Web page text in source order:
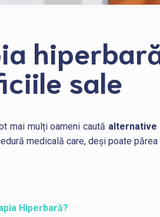
sale
mai mulți oameni caută
medicală care, deși poate
Hiperbară?